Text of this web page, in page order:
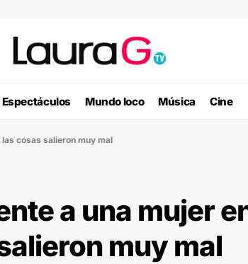
Espectáculos Mundo loco Música Cine
cosas salieron muy mal
a una mujer
muy mal